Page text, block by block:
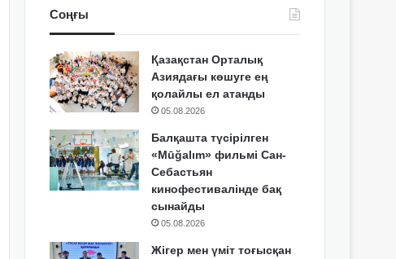
Соңғы
Қазақстан Орталық
Азиядағы көшуге ең
қолайлы ел атанды
05.08.2026
Балқашта түсірілген
«Mūğalım» фильмі Сан-
Себастьян
кинофестивалінде бақ
сынайды
05.08.2026
Жігер мен үміт тоғысқан